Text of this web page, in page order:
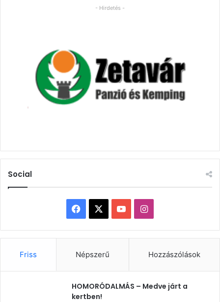
- Hirdetés -
Social
Facebook YouTubeInstagram
Friss Népszerű Hozzászólások
HOMORÓDALMÁS – Medve járt a
kertben!